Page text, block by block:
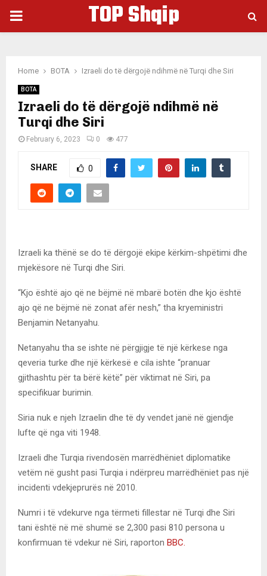
PRIMARY
TOP Shqip
Home BOTA Izraeli do të dërgojë ndihmë në Turqi dhe Siri
BOTA
Izraeli do të dërgojë ndihmë në
Turqi dhe Siri
February 6, 2023 0 477
SHARE 0
Izraeli ka thënë se do të dërgojë ekipe kërkim-shpëtimi dhe
mjekësore në Turqi dhe Siri.
“Kjo është ajo që ne bëjmë në mbarë botën dhe kjo është
ajo që ne bëjmë në zonat afër nesh,” tha kryeministri
Benjamin Netanyahu.
Netanyahu tha se ishte në përgjigje të një kërkese nga
qeveria turke dhe një kërkesë e cila ishte “pranuar
gjithashtu për ta bërë këtë” për viktimat në Siri, pa
specifikuar burimin.
Siria nuk e njeh Izraelin dhe të dy vendet janë në gjendje
lufte që nga viti 1948.
Izraeli dhe Turqia rivendosën marrëdhëniet diplomatike
vetëm në gusht pasi Turqia i ndërpreu marrëdhëniet pas një
incidenti vdekjeprurës në 2010.
Numri i të vdekurve nga tërmeti fillestar në Turqi dhe Siri
tani është në më shumë se 2,300 pasi 810 persona u
konfirmuan të vdekur në Siri, raporton BBC.